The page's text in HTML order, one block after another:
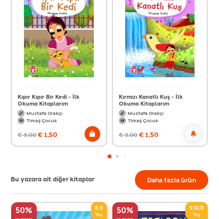
Kıpır Kıpır Bir Kedi - İlk
Okuma Kitaplarım
Mustafa Orakçı
Timaş Çocuk
€3,00€1,50
Kırmızı Kanatlı Kuş - İlk
Okuma Kitaplarım
Mustafa Orakçı
Timaş Çocuk
€3,00€1,50
Bu yazara ait diğer kitaplar Daha fazla ürün
50% 8,9
Yaş 50% 9,10,11
Yaş